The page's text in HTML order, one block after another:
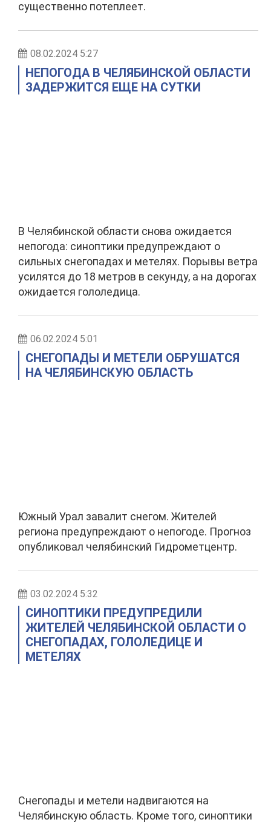
существенно потеплеет.
08.02.2024 5:27
НЕПОГОДА В ЧЕЛЯБИНСКОЙ ОБЛАСТИ
ЗАДЕРЖИТСЯ ЕЩЕ НА СУТКИ
В Челябинской области снова ожидается
непогода: синоптики предупреждают о
сильных снегопадах и метелях. Порывы ветра
усилятся до 18 метров в секунду, а на дорогах
ожидается гололедица.
06.02.2024 5:01
СНЕГОПАДЫ И МЕТЕЛИ ОБРУШАТСЯ
НА ЧЕЛЯБИНСКУЮ ОБЛАСТЬ
Южный Урал завалит снегом. Жителей
региона предупреждают о непогоде. Прогноз
опубликовал челябинский Гидрометцентр.
03.02.2024 5:32
СИНОПТИКИ ПРЕДУПРЕДИЛИ
ЖИТЕЛЕЙ ЧЕЛЯБИНСКОЙ ОБЛАСТИ О
СНЕГОПАДАХ, ГОЛОЛЕДИЦЕ И
МЕТЕЛЯХ
Снегопады и метели надвигаются на
Челябинскую область. Кроме того, синоптики